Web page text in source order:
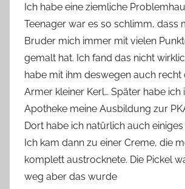
n
Y
v
o
n
n
e
Ich habe eine ziemliche
Teenager war es so schlimm, dass
Bruder mich immer mit vielen
gemalt hat. Ich fand das nicht
habe mit ihm deswegen auch recht
Armer kleiner Kerl… Später habe ich
Apotheke meine Ausbildung zur
Dort habe ich natürlich auch
Ich kam dann zu einer Creme, die
komplett austrocknete. Die Pickel
weg aber das wurde